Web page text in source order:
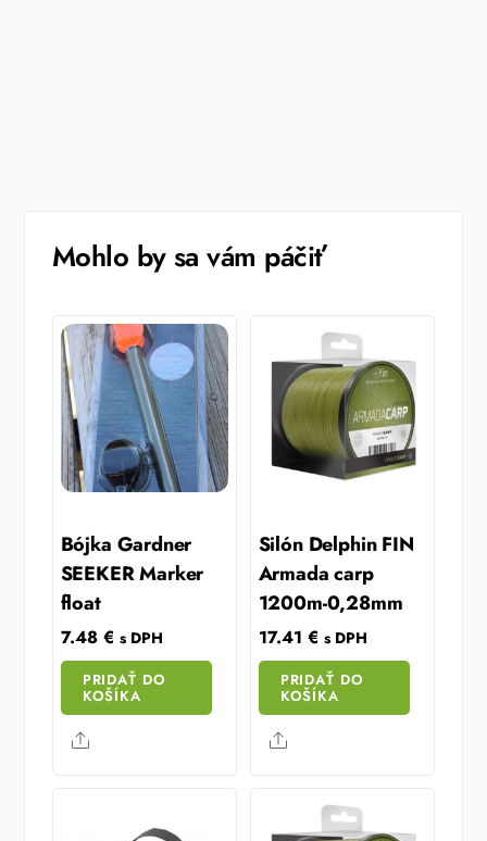
Mohlo by sa vám páčiť
Bójka Gardner
SEEKER Marker
float
7.48 € s DPH
PRIDAŤ DO
KOŠÍKA
Share
Silón Delphin FIN
Armada carp
1200m-0,28mm
17.41 € s DPH
PRIDAŤ DO
KOŠÍKA
Share